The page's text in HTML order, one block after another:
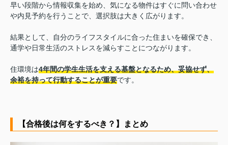
早い段階から情報収集を始め、気になる物件はすぐに問い合わせ
や内見予約を行うことで、選択肢は大きく広がります。
結果として、自分のライフスタイルに合った住まいを確保でき、
通学や日常生活のストレスを減らすことにつながります。
住環境は4年間の学生生活を支える基盤となるため、妥協せず、
余裕を持って行動することが重要です。
【合格後は何をするべき？】まとめ